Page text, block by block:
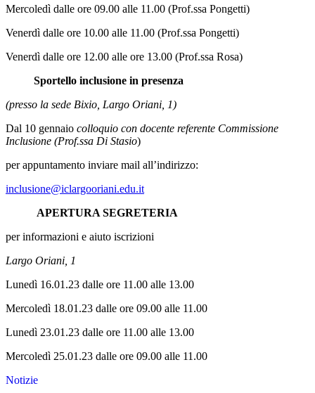
Mercoledì dalle ore 09.00 alle 11.00 (Prof.ssa Pongetti)
Venerdì dalle ore 10.00 alle 11.00 (Prof.ssa Pongetti)
Venerdì dalle ore 12.00 alle ore 13.00 (Prof.ssa Rosa)
Sportello inclusione in presenza
(presso la sede Bixio, Largo Oriani, 1)
Dal 10 gennaio colloquio con docente referente Commissione
Inclusione (Prof.ssa Di Stasio)
per appuntamento inviare mail all’indirizzo:
inclusione@iclargooriani.edu.it
APERTURA SEGRETERIA
per informazioni e aiuto iscrizioni
Largo Oriani, 1
Lunedì 16.01.23 dalle ore 11.00 alle 13.00
Mercoledì 18.01.23 dalle ore 09.00 alle 11.00
Lunedì 23.01.23 dalle ore 11.00 alle 13.00
Mercoledì 25.01.23 dalle ore 09.00 alle 11.00
Notizie